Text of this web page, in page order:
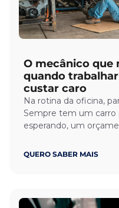
O mecânico que
quando
custar caro
Na rotina da oficina,
Sempre tem um carro
esperando, um
QUERO SABER MAIS